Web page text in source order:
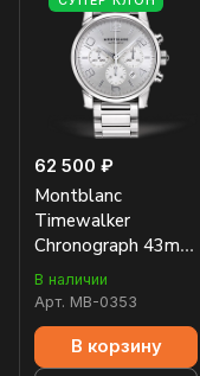
62 500 ₽
Montblanc
Timewalker
Chronograph 43mm
09669
В наличии
Арт. MB-0353
В корзину